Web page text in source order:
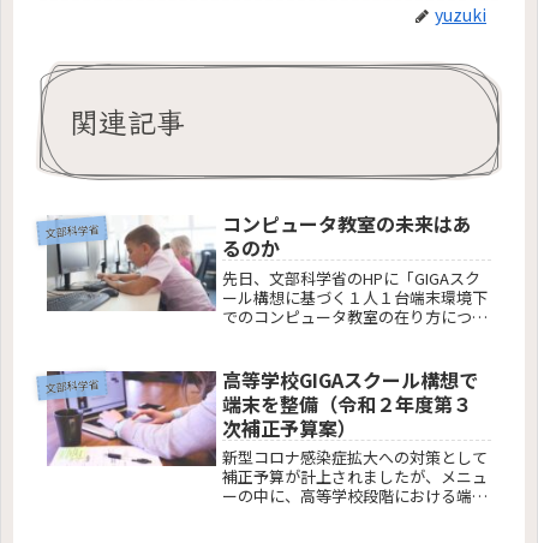
yuzuki
関連記事
文部科学省
コンピュータ教室の未来はあ
るのか
先日、文部科学省のHPに「GIGAスク
ール構想に基づく１人１台端末環境下
でのコンピュータ教室の在り方につい
備が完了しました。以下のとおり、
GIGAスクールの端末でできない高度
なことをやるためにもコンピュータ教
室の整備も合わせて、適切に整備して
くださいといったところでしょうか。
文部科学省
高等学校GIGAスクール構想で
端末を整備（令和２年度第３
次補正予算案）
新型コロナ感染症拡大への対策として
補正予算が計上されましたが、メニュ
ーの中に、高等学校段階における端末